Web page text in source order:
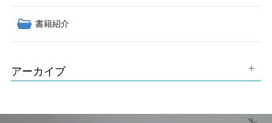
書籍紹介
アーカイブ